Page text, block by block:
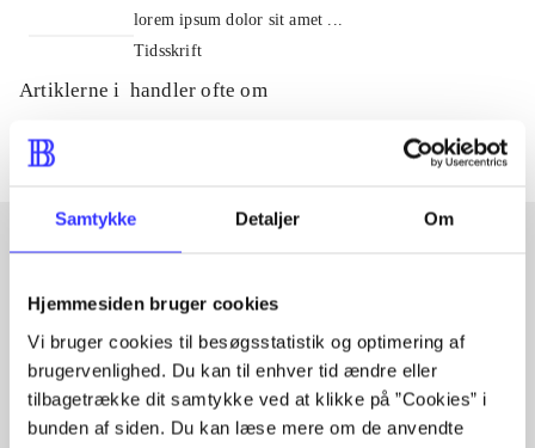
Samtykke Detaljer Om
Hjemmesiden bruger cookies
Vi bruger cookies til besøgsstatistik og optimering af
brugervenlighed. Du kan til enhver tid ændre eller
tilbagetrække dit samtykke ved at klikke på ”Cookies” i
bunden af siden. Du kan læse mere om de anvendte
lorem ipsum dolor sit amet ...
Tidsskrift
Artiklerne i handler ofte om
Artikler med samme emner
Fra